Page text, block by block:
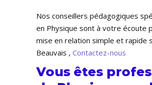
Nos conseillers pédagogiques
en Physique sont à votre écoute
mise en relation simple et rapide
Beauvais , Contactez-nous
Vous êtes